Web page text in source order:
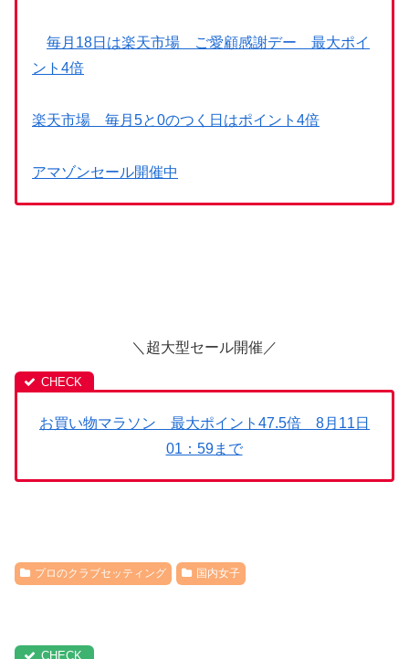
毎月18日は楽天市場 ご愛顧感謝デー 最大ポイ
ント4倍
楽天市場 毎月5と0のつく日はポイント4倍
アマゾンセール開催中
＼超大型セール開催／
お買い物マラソン 最大ポイント47.5倍 8月11日
01：59まで
プロのクラブセッティング 国内女子